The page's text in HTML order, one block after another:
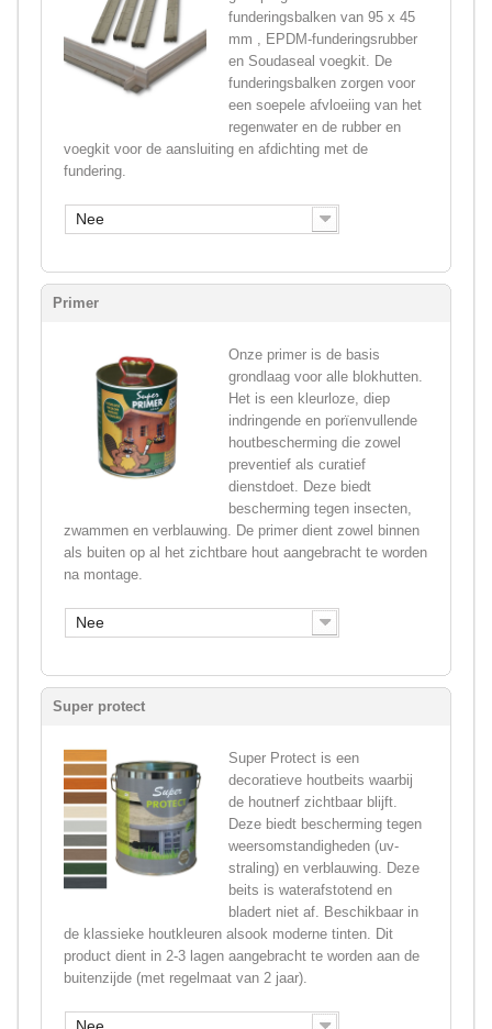
funderingsbalken van 95 x 45
mm , EPDM-funderingsrubber
en Soudaseal voegkit. De
funderingsbalken zorgen voor
een soepele afvloeiing van het
regenwater en de rubber en
voegkit voor de aansluiting en afdichting met de
fundering.
Nee
Primer
Onze primer is de basis
grondlaag voor alle blokhutten.
Het is een kleurloze, diep
indringende en porïenvullende
houtbescherming die zowel
preventief als curatief
dienstdoet. Deze biedt
bescherming tegen insecten,
zwammen en verblauwing. De primer dient zowel binnen
als buiten op al het zichtbare hout aangebracht te worden
na montage.
Nee
Super protect
Super Protect is een
decoratieve houtbeits waarbij
de houtnerf zichtbaar blijft.
Deze biedt bescherming tegen
weersomstandigheden (uv-
straling) en verblauwing. Deze
beits is waterafstotend en
bladert niet af. Beschikbaar in
de klassieke houtkleuren alsook moderne tinten. Dit
product dient in 2-3 lagen aangebracht te worden aan de
buitenzijde (met regelmaat van 2 jaar).